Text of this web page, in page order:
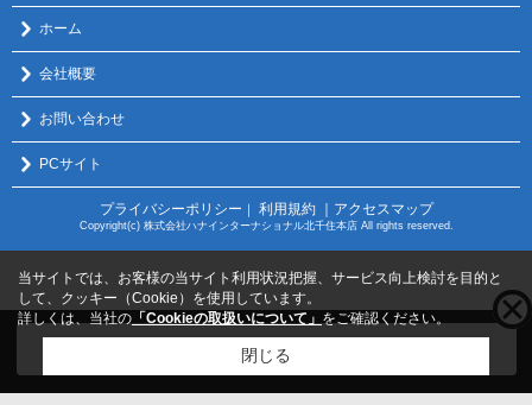
ホーム
会社概要
お問い合わせ
PCサイト
プライバシーポリシー 利用規約 ｜アクセスマップ
Copyright(c) 株式会社ハナインターナショナル北千住本店 All rights reserved.
こちらの物件をご覧の方にお勧めな物件
当サイトでは、お客様の当サイト利用状況把握、サービス向上検討を目的と
して、クッキー（Cookie）を使用しています。
詳しくは、当社の 「Cookieの取扱いについて」 をご確認ください。
閉じる